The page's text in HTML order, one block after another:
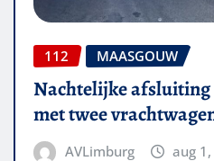
112 MAASGOUW
Nachtelijke afsluiting
met twee
AVLimburg aug